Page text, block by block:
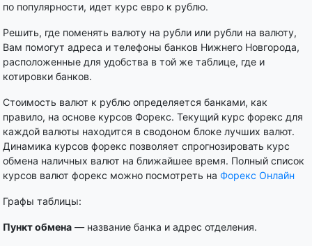
по популярности, идет курс евро к рублю.
Решить, где поменять валюту на рубли или рубли на валюту,
Вам помогут адреса и телефоны банков Нижнего Новгорода,
расположенные для удобства в той же таблице, где и
котировки банков.
Стоимость валют к рублю определяется банками, как
правило, на основе курсов Форекс. Текущий курс форекс для
каждой валюты находится в сводоном блоке лучших валют.
Динамика курсов форекс позволяет спрогнозировать курс
обмена наличных валют на ближайшее время. Полный список
курсов валют форекс можно посмотреть на Форекс Онлайн
Графы таблицы:
Пункт обмена — название банка и адрес отделения.